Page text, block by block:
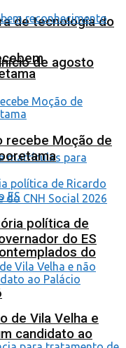
de tecnologia do
de agosto
do
recebe Moção de
política de
do ES
de Vila Velha e
candidato ao